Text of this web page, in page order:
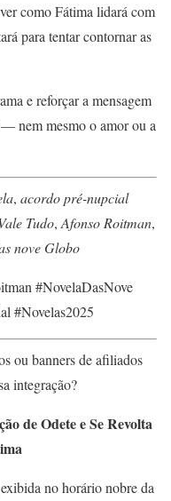
como Fátima lidará com
para tentar contornar as
e reforçar a mensagem
nem mesmo o amor ou a
, acordo pré-nupcial
Tudo, Afonso Roitman,
nove Globo
#NovelaDasNove
#Novelas2025
ou banners de afiliados
integração?
de Odete e Se Revolta
no horário nobre da